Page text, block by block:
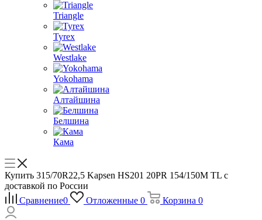
Triangle
Tyrex
Westlake
Yokohama
Алтайшина
Белшина
Кама
Купить 315/70R22,5 Kapsen HS201 20PR 154/150M TL с
доставкой по России
Сравнение0 Отложенные 0 Корзина 0